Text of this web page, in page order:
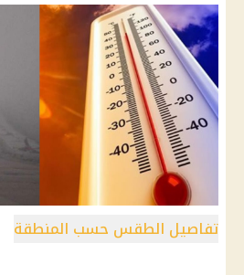
تفاصيل الطقس حسب المنطقة